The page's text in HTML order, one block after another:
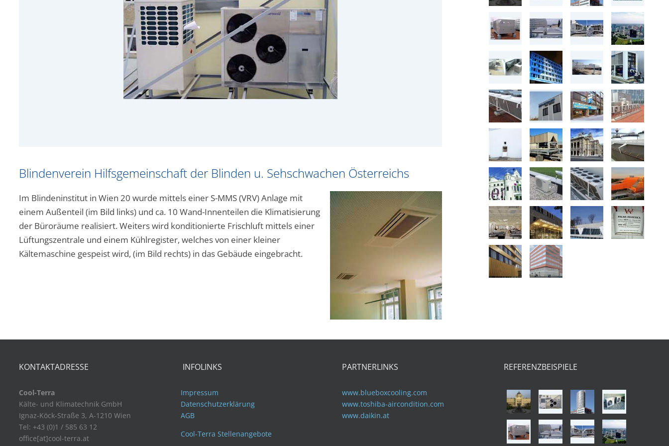
Blindenverein Hilfsgemeinschaft der Blinden u. Sehschwachen Österreichs
Im Blindeninstitut in Wien 20 wurde mittels einer S-MMS (VRV) Anlage mit
einem Außenteil (im Bild links) und ca. 10 Wand-Innenteilen die Klimatisierung
der Büroräume realisiert. Weiters wird konditionierte Frischluft mittels einer
Lüftungszentrale und einem Kühlregister, welches von einer kleiner
Kältemaschine gespeist wird, (im Bild rechts) in das Gebäude eingebracht.
KONTAKTADRESSE
Cool-Terra
Kälte- und Klimatechnik GmbH
Ignaz-Köck-Straße 3, A-1210 Wien
Tel: +43 (0)1 / 585 63 12
office[at]cool-terra.at
INFOLINKS
Impressum
Datenschutzerklärung
AGB
Cool-Terra Stellenangebote
PARTNERLINKS
www.blueboxcooling.com
www.toshiba-aircondition.com
www.daikin.at
REFERENZBEISPIELE